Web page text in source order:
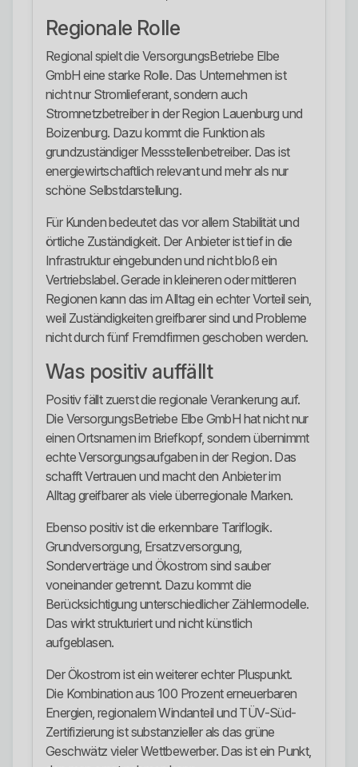
Regionale Rolle
Regional spielt die VersorgungsBetriebe Elbe
GmbH eine starke Rolle. Das Unternehmen ist
nicht nur Stromlieferant, sondern auch
Stromnetzbetreiber in der Region Lauenburg und
Boizenburg. Dazu kommt die Funktion als
grundzuständiger Messstellenbetreiber. Das ist
energiewirtschaftlich relevant und mehr als nur
schöne Selbstdarstellung.
Für Kunden bedeutet das vor allem Stabilität und
örtliche Zuständigkeit. Der Anbieter ist tief in die
Infrastruktur eingebunden und nicht bloß ein
Vertriebslabel. Gerade in kleineren oder mittleren
Regionen kann das im Alltag ein echter Vorteil sein,
weil Zuständigkeiten greifbarer sind und Probleme
nicht durch fünf Fremdfirmen geschoben werden.
Was positiv auffällt
Positiv fällt zuerst die regionale Verankerung auf.
Die VersorgungsBetriebe Elbe GmbH hat nicht nur
einen Ortsnamen im Briefkopf, sondern übernimmt
echte Versorgungsaufgaben in der Region. Das
schafft Vertrauen und macht den Anbieter im
Alltag greifbarer als viele überregionale Marken.
Ebenso positiv ist die erkennbare Tariflogik.
Grundversorgung, Ersatzversorgung,
Sonderverträge und Ökostrom sind sauber
voneinander getrennt. Dazu kommt die
Berücksichtigung unterschiedlicher Zählermodelle.
Das wirkt strukturiert und nicht künstlich
aufgeblasen.
Der Ökostrom ist ein weiterer echter Pluspunkt.
Die Kombination aus 100 Prozent erneuerbaren
Energien, regionalem Windanteil und TÜV-Süd-
Zertifizierung ist substanzieller als das grüne
Geschwätz vieler Wettbewerber. Das ist ein Punkt,